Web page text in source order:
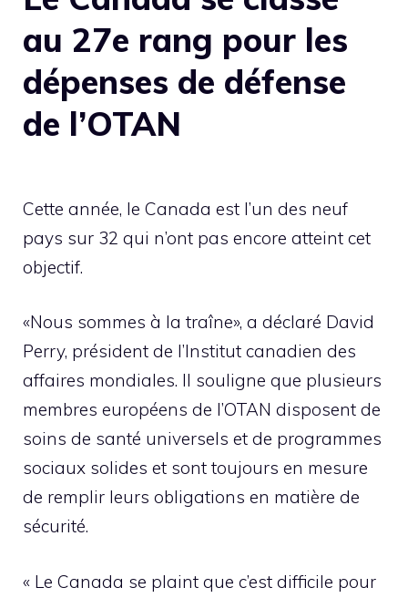
au 27e rang pour les
dépenses de défense
de l’OTAN
Cette année, le Canada est l’un des neuf
pays sur 32 qui n’ont pas encore atteint cet
objectif.
«Nous sommes à la traîne», a déclaré David
Perry, président de l’Institut canadien des
affaires mondiales. Il souligne que plusieurs
membres européens de l’OTAN disposent de
soins de santé universels et de programmes
sociaux solides et sont toujours en mesure
de remplir leurs obligations en matière de
sécurité.
« Le Canada se plaint que c’est difficile pour